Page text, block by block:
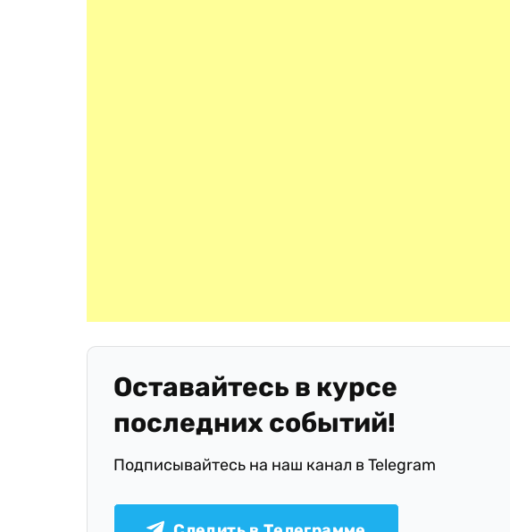
Оставайтесь в курсе
последних событий!
Подписывайтесь на наш канал в Telegram